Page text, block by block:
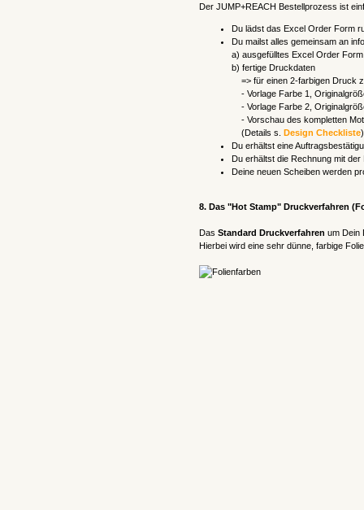
Der JUMP+REACH Bestellprozess ist
Du lädst das Excel Order Form
Du mailst alles gemeinsam an
a) ausgefülltes Excel Order Form
b) fertige Druckdaten
=> für einen 2-farbigen Druck
- Vorlage Farbe 1,
- Vorlage Farbe 2,
- Vorschau des kompletten
(Details s. Design Checkliste)
Du erhältst eine
Du erhältst die Rechnung mit der
Deine neuen Scheiben werden
8. Das "Hot Stamp" Druckverfahren
Das Standard Druckverfahren um Dein
Hierbei wird eine sehr dünne, farbige